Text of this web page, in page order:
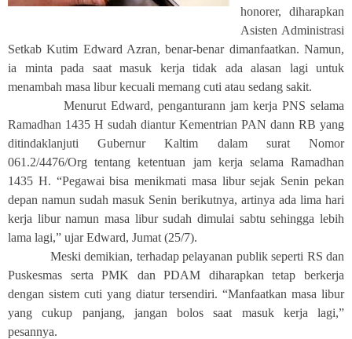
honorer, diharapkan
Asisten Administrasi
Setkab Kutim Edward Azran, benar-benar dimanfaatkan. Namun,
ia minta pada saat masuk kerja tidak ada alasan lagi untuk
menambah masa libur kecuali memang cuti atau sedang sakit.
Menurut Edward, penganturann jam kerja PNS selama
Ramadhan 1435 H sudah diantur Kementrian PAN dann RB yang
ditindaklanjuti Gubernur Kaltim dalam surat Nomor
061.2/4476/Org tentang ketentuan jam kerja selama Ramadhan
1435 H. “Pegawai bisa menikmati masa libur sejak Senin pekan
depan namun sudah masuk Senin berikutnya, artinya ada lima hari
kerja libur namun masa libur sudah dimulai sabtu sehingga lebih
lama lagi,” ujar Edward, Jumat (25/7).
Meski demikian, terhadap pelayanan publik seperti RS dan
Puskesmas serta PMK dan PDAM diharapkan tetap berkerja
dengan sistem cuti yang diatur tersendiri. “Manfaatkan masa libur
yang cukup panjang, jangan bolos saat masuk kerja lagi,”
pesannya.